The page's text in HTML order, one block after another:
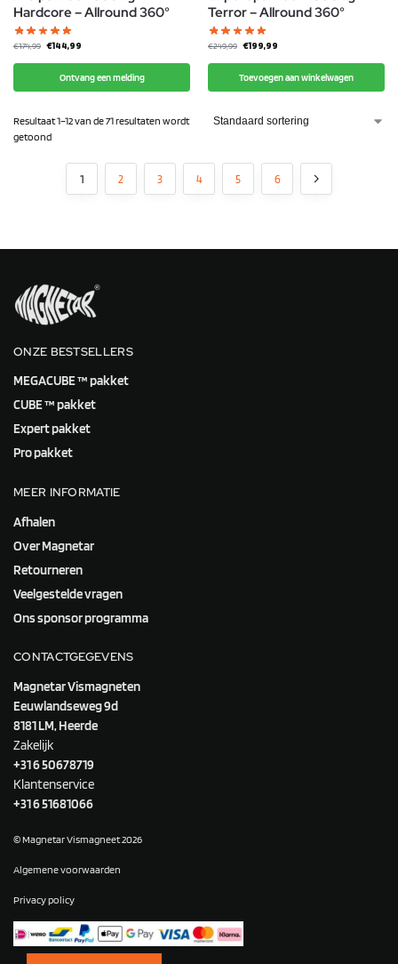
Hardcore – Allround 360°
€174,99 €144,99
Ontvang een melding
Terror – Allround 360°
€249,99 €199,99
Toevoegen aan winkelwagen
Resultaat 1–12 van de 71 resultaten wordt
getoond
1 2 3 4 5 6
ONZE BESTSELLERS
MEGACUBE ™ pakket
CUBE ™ pakket
Expert pakket
Pro pakket
MEER INFORMATIE
Afhalen
Over Magnetar
Retourneren
Veelgestelde vragen
Ons sponsor programma
CONTACTGEGEVENS
Magnetar Vismagneten
Eeuwlandseweg 9d
8181 LM, Heerde
Zakelijk
+31 6 50678719
Klantenservice
+31 6 51681066
© Magnetar Vismagneet 2026
Algemene voorwaarden
Privacy policy